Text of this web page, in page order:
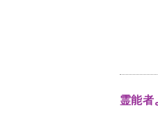
霊能者